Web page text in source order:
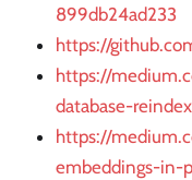
899db24ad233
https://
https://
database-
https://
embeddings-in-